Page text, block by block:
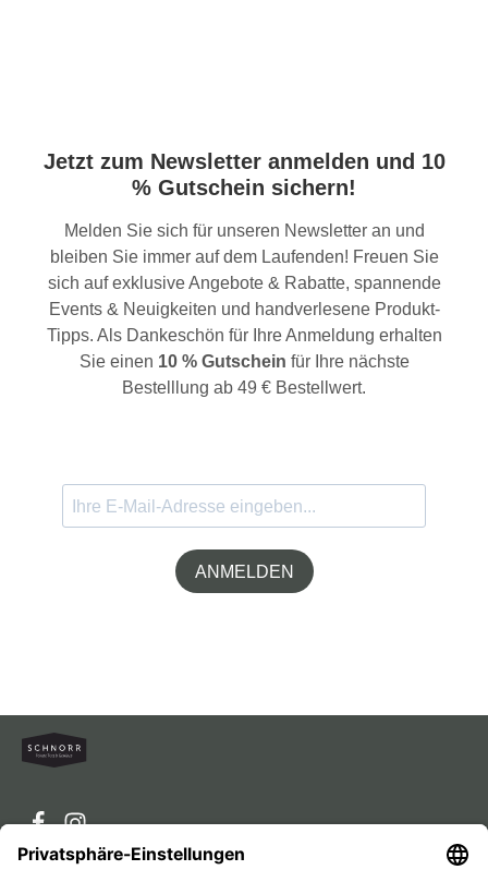
Jetzt zum Newsletter anmelden und 10
% Gutschein sichern!
Melden Sie sich für unseren Newsletter an und
bleiben Sie immer auf dem Laufenden! Freuen Sie
sich auf exklusive Angebote & Rabatte, spannende
Events & Neuigkeiten und handverlesene Produkt-
Tipps. Als Dankeschön für Ihre Anmeldung erhalten
Sie einen 10 % Gutschein für Ihre nächste
Bestelllung ab 49 € Bestellwert.
ANMELDEN